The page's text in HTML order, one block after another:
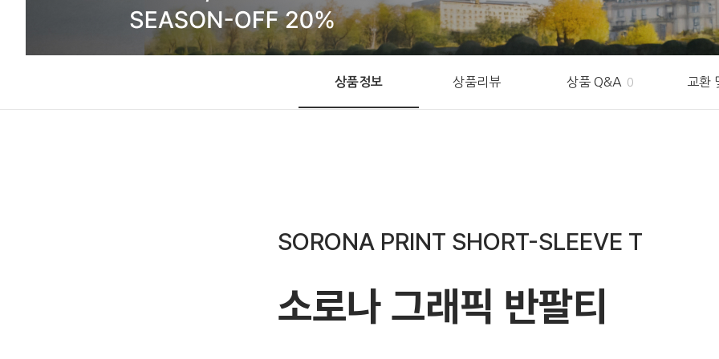
상품정보 상품리뷰 상품 Q&A 0 교환
SORONA PRINT SHORT-SLEEVE T
소로나 그래픽 반팔티